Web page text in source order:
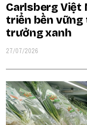
Carlsberg Việt
triển bền vững
trưởng xanh
27/07/2026